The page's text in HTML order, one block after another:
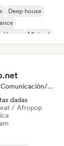
Deep house
Minimal
Medios De Comunicación/Periodista
dadas
/ Afropop